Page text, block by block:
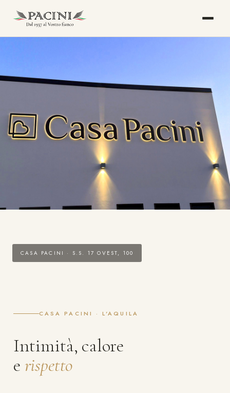
CASA PACINI · S.S. 17 OVEST, 100
CASA PACINI · L'AQUILA
Intimità, calore
e rispetto